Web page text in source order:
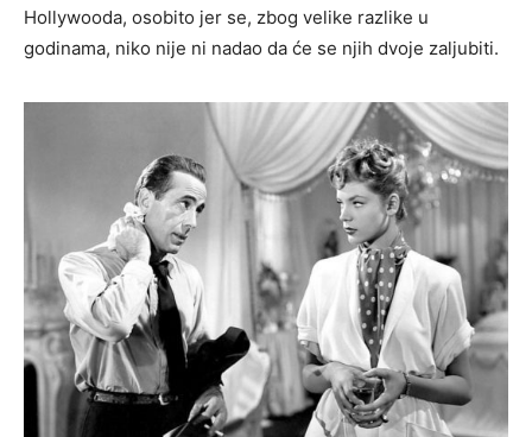
Hollywooda, osobito jer se, zbog velike razlike u
godinama, niko nije ni nadao da će se njih dvoje zaljubiti.